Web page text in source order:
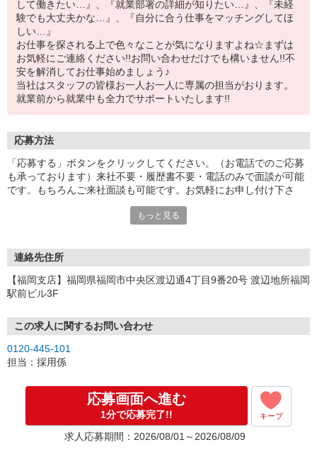
して働きたい…』、『就業部署の詳細が知りたい…』、『未経
験でも大丈夫かな…』、『自分に合う仕事をマッチングしてほ
しい…』
お仕事を探される上で色々なことが気になりますよね☆まずは
お気軽にご連絡ください!!お問い合わせだけでも構いません!!不
安を解消してお仕事始めましょう♪
当社はスタッフの皆様お一人お一人に専属の担当がおります。
就業前から就業中も全力でサポートいたします!!
応募方法
「応募する」ボタンをクリックしてください。（お電話でのご応募
も承っております）来社不要・履歴書不要・電話のみで面談が可能
です。もちろんご来社面談も可能です。お気軽にお申し付け下さ
もっと見る
連絡先住所
【福岡支店】福岡県福岡市中央区渡辺通4丁目9番20号 渡辺地所福岡
駅前ビル3F
この求人に関するお問い合わせ
0120-445-101
担当：採用係
応募画面へ進む
1分で応募完了!! キープ
求人応募期間：2026/08/01～2026/08/09